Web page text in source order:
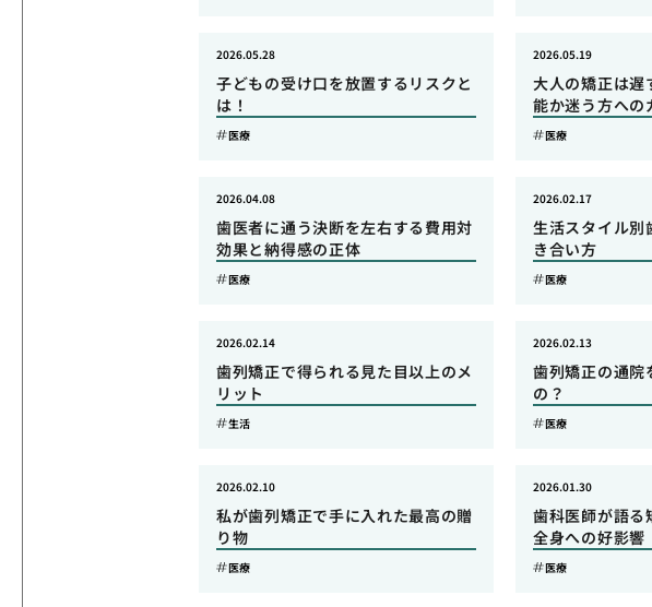
子どもの受け口を放置するリスクと
は！
2026.05.28
医療
大人の矯正は遅
能か迷う方への
2026.05.19
医療
歯医者に通う決断を左右する費用対
効果と納得感の正体
2026.04.08
医療
生活スタイル別
き合い方
2026.02.17
医療
歯列矯正で得られる見た目以上のメ
リット
2026.02.14
生活
歯列矯正の通院
の？
2026.02.13
医療
私が歯列矯正で手に入れた最高の贈
り物
2026.02.10
医療
歯科医師が語る
全身への好影響
2026.01.30
医療